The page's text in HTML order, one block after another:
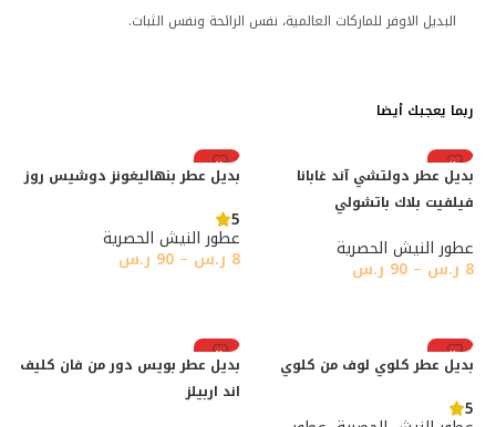
البديل الاوفر للماركات العالمية، نفس الرائحة ونفس الثبات.
ربما يعجبك أيضا
رائج
بديل عطر دولتشي آند غابانا
فيلفيت بلاك باتشولي
عطور النيش الحصرية
8 ر.س –
90 ر.س
رائج
بديل عطر بنهاليغونز دوشيس روز
5
عطور النيش الحصرية
8 ر.س –
90 ر.س
رائج
بديل عطر كلوي لوف من كلوي
5
رائج
بديل عطر بويس دور من فان كليف
اند اربيلز